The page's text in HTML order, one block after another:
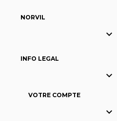
NORVIL

INFO LEGAL

VOTRE COMPTE
